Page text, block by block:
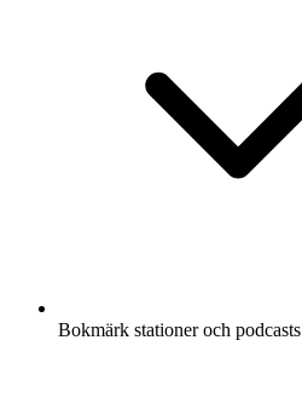
Bokmärk stationer och podcasts